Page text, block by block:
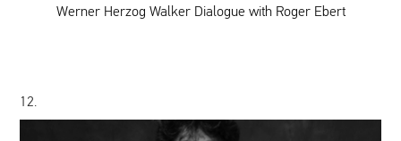
Werner Herzog Walker Dialogue with Roger Ebert
12.